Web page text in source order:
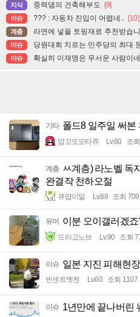
지식 중력댐의 건축해부도 [9]
이슈 ??? : 자동차 진입이 어렵네.. [10]
계층 라면에 넣을 토핑재료 추천받습
이슈 당원대회 치르는 민주당의 최대
이슈 확실히 이재명은 무서운 사람이
기타 폴드8 일주일 써본
암꼬또모타쥬 Lv.60 조
계층 ㅆ계층) 라노벨 독
완결작 천하오절
큐땁이알 Lv.88 조회 709
유머 이분 오이갤러겠죠
드라고노브 Lv.90 조회
이슈 일본 지진 피해현
빈센트멧젠 Lv.60 조회 1107
이슈 1년만에 끝나버린